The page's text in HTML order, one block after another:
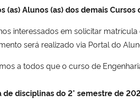
(as) Alunos (as) dos demais Cursos
interessados em solicitar
será realizado via Portal do
a todos que o curso de
de disciplinas do 2° semestre de